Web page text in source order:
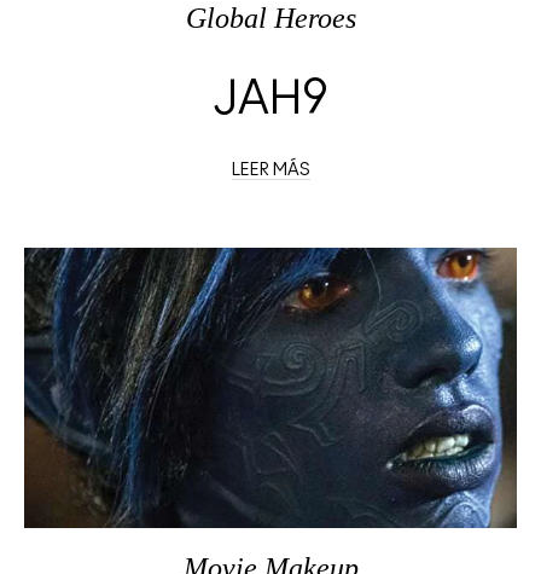
Global Heroes
JAH9
LEER MÁS